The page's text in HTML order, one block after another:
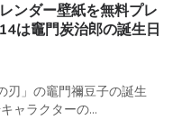
レンダー壁紙を無料プレ
は竈門炭治郎の誕生日
刃」の竈門禰豆子の誕生
ャラクターの...